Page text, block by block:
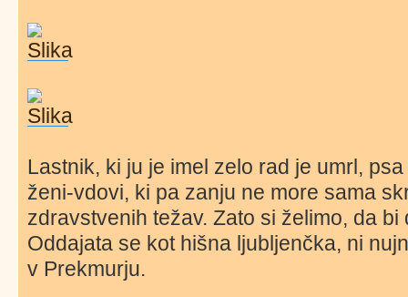
Lastnik, ki ju je imel zelo rad je umrl,
ženi-vdovi, ki pa zanju ne more sama
zdravstvenih težav. Zato si želimo, da
Oddajata se kot hišna ljubljenčka, ni
v Prekmurju.